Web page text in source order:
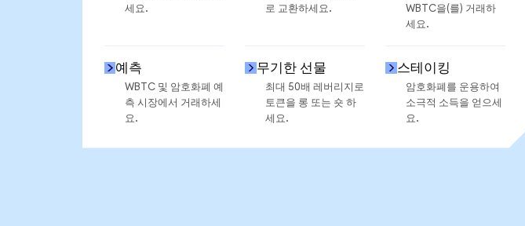
세요.
로 교환하세요.
WBTC을(를) 거래하
세요.
예측
WBTC 및 암호화폐 예
측 시장에서 거래하세
요.
무기한 선물
최대 50배 레버리지로
토큰을 롱 또는 숏 하
세요.
스테이킹
암호화폐를 운용하여
소극적 소득을 얻으세
요.